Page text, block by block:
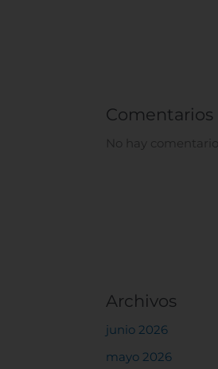
No hay
Archivos
junio 2026
mayo 2026